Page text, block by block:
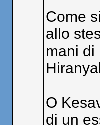
Come
allo
mani di
O
di un